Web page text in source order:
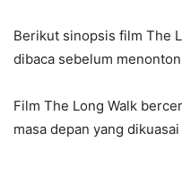
Berikut sinopsis film The
dibaca sebelum
Film The Long Walk
masa depan yang